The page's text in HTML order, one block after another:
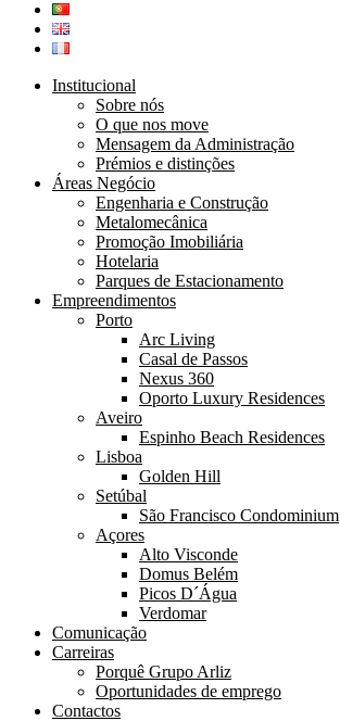
Institucional
Sobre nós
O que nos move
Mensagem da Administração
Prémios e distinções
Áreas Negócio
Engenharia e Construção
Metalomecânica
Promoção Imobiliária
Hotelaria
Parques de Estacionamento
Empreendimentos
Porto
Arc Living
Casal de Passos
Nexus 360
Oporto Luxury Residences
Aveiro
Espinho Beach Residences
Lisboa
Golden Hill
Setúbal
São Francisco Condominium
Açores
Alto Visconde
Domus Belém
Picos D´Água
Verdomar
Comunicação
Carreiras
Porquê Grupo Arliz
Oportunidades de emprego
Contactos